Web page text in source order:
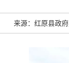
来源：红原县政